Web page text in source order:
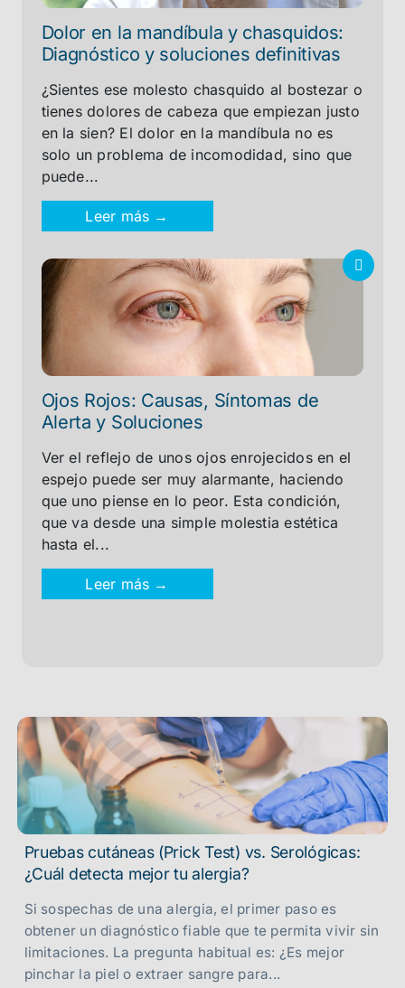
Pruebas cutáneas (Prick Test) vs. Serológicas:
¿Cuál detecta mejor tu alergia?
Si sospechas de una alergia, el primer paso es
obtener un diagnóstico fiable que te permita vivir sin
limitaciones. La pregunta habitual es: ¿Es mejor
pinchar la piel o extraer sangre para...
Dolor en la mandíbula y chasquidos:
Diagnóstico y soluciones definitivas
¿Sientes ese molesto chasquido al bostezar o
tienes dolores de cabeza que empiezan justo
en la sien? El dolor en la mandíbula no es
solo un problema de incomodidad, sino que
puede...
Leer más →
Ojos Rojos: Causas, Síntomas de
Alerta y Soluciones
Ver el reflejo de unos ojos enrojecidos en el
espejo puede ser muy alarmante, haciendo
que uno piense en lo peor. Esta condición,
que va desde una simple molestia estética
hasta el...
Leer más →